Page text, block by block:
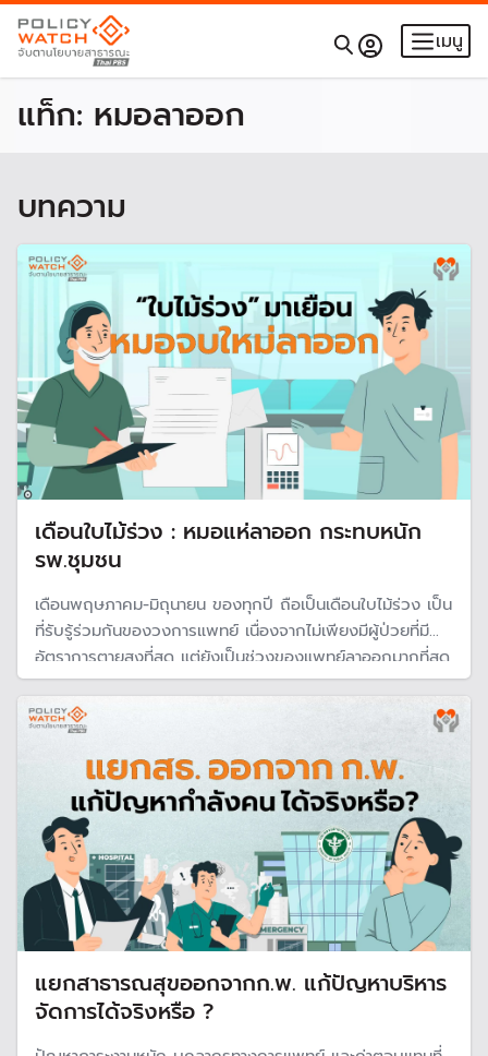
เมนู
แท็ก: หมอลาออก
บทความ
เดือนใบไม้ร่วง : หมอแห่ลาออก กระทบหนัก
รพ.ชุมชน
เดือนพฤษภาคม-มิถุนายน ของทุกปี ถือเป็นเดือนใบไม้ร่วง เป็น
ที่รับรู้ร่วมกันของวงการแพทย์ เนื่องจากไม่เพียงมีผู้ป่วยที่มี
อัตราการตายสูงที่สุด แต่ยังเป็นช่วงของแพทย์ลาออกมากที่สุด
จนกระทบรพ.ชุมชนที่เผชิญกับปัญหาขาดแคลนแพทย์
แยกสาธารณสุขออกจากก.พ. แก้ปัญหาบริหาร
จัดการได้จริงหรือ ?